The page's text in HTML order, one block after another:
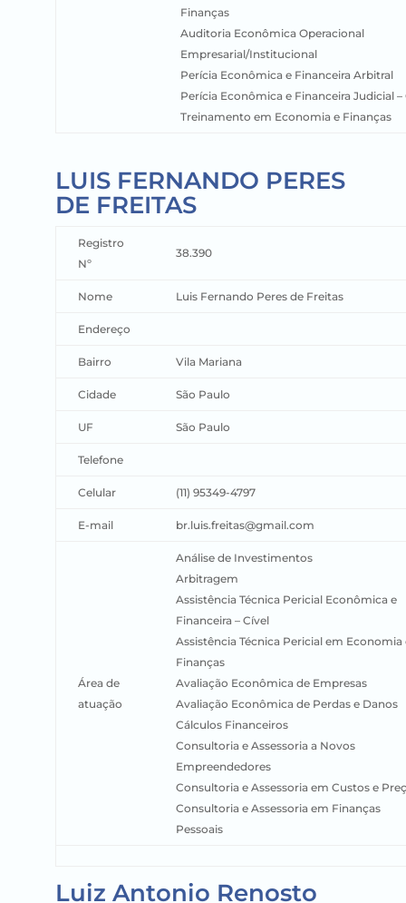
Finanças
Auditoria Econômica Operacional
Empresarial/Institucional
Perícia Econômica e Financeira Arbitral
Perícia Econômica e Financeira Judicial –
Treinamento em Economia e Finanças
LUIS FERNANDO PERES
DE FREITAS
Registro
Nº
38.390
Nome Luis Fernando Peres de Freitas
Endereço
Bairro Vila Mariana
Cidade São Paulo
UF São Paulo
Telefone
Celular (11) 95349-4797
E-mail br.luis.freitas@gmail.com
Área de
atuação
Análise de Investimentos
Arbitragem
Assistência Técnica Pericial Econômica e
Financeira – Cível
Assistência Técnica Pericial em Economia
Finanças
Avaliação Econômica de Empresas
Avaliação Econômica de Perdas e Danos
Cálculos Financeiros
Consultoria e Assessoria a Novos
Empreendedores
Consultoria e Assessoria em Custos e
Consultoria e Assessoria em Finanças
Pessoais
Luiz Antonio Renosto